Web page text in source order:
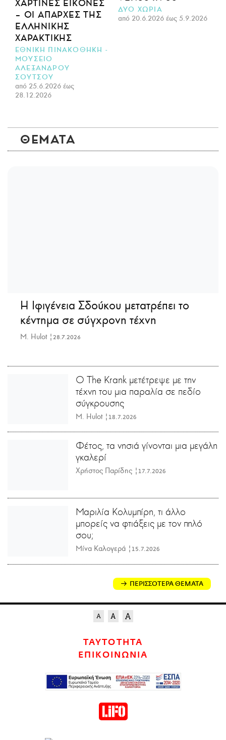
ΧΆΡΤΙΝΕΣ ΕΙΚΌΝΕΣ
– ΟΙ ΑΠΑΡΧΈΣ ΤΗΣ
ΕΛΛΗΝΙΚΉΣ
ΧΑΡΑΚΤΙΚΉΣ
ΕΘΝΙΚΗ ΠΙΝΑΚΟΘΗΚΗ -
ΜΟΥΣΕΙΟ
ΑΛΕΞΑΝΔΡΟΥ
ΣΟΥΤΣΟΥ
από 25.6.2026 έως
28.12.2026
ΔΥΟ ΧΩΡΙΑ
από 20.6.2026 έως 5.9.2026
ΘΕΜΑΤΑ
Η Ιφιγένεια Σδούκου μετατρέπει το
κέντημα σε σύγχρονη τέχνη
M. Hulot | 28.7.2026
Ο The Krank μετέτρεψε με την
τέχνη του μια παραλία σε πεδίο
σύγκρουσης
M. Hulot | 18.7.2026
Φέτος, τα νησιά γίνονται μια μεγάλη
γκαλερί
Χρήστος Παρίδης | 17.7.2026
Μαριλία Κολυμπίρη, τι άλλο
μπορείς να φτιάξεις με τον πηλό
σου;
Μίνα Καλογερά | 15.7.2026
ΠΕΡΙΣΣΟΤΕΡΑ ΘΕΜΑΤΑ
ΤΑΥΤΟΤΗΤΑ
ΕΠΙΚΟΙΝΩΝΙΑ